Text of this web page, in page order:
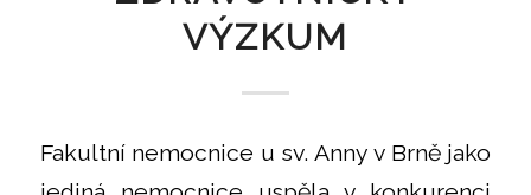
VÝZKUM
Fakultní nemocnice u sv. Anny v Brně jako